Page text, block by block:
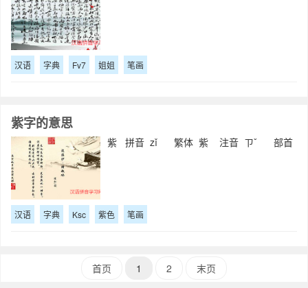
汉语 字典 Fv7 姐姐 笔画
紫字的意思
紫 拼音 zǐ 繁体 紫 注音 ㄗˇ 部首
汉语 字典 Ksc 紫色 笔画
首页 1 2 末页